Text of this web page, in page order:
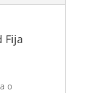
Fija
o